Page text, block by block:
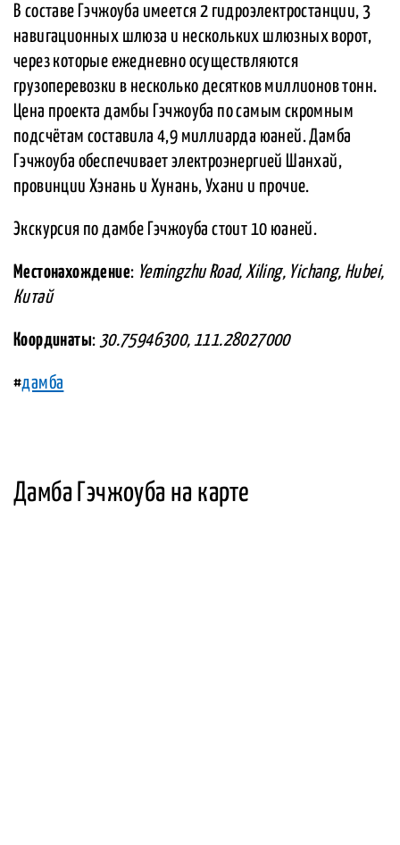
В составе Гэчжоуба имеется 2 гидроэлектростанции, 3
навигационных шлюза и нескольких шлюзных ворот,
через которые ежедневно осуществляются
грузоперевозки в несколько десятков миллионов тонн.
Цена проекта дамбы Гэчжоуба по самым скромным
подсчётам составила 4,9 миллиарда юаней. Дамба
Гэчжоуба обеспечивает электроэнергией Шанхай,
провинции Хэнань и Хунань, Ухани и прочие.
Экскурсия по дамбе Гэчжоуба стоит 10 юаней.
Местонахождение: Yemingzhu Road, Xiling, Yichang, Hubei,
Китай
Координаты: 30.75946300, 111.28027000
#дамба
Дамба Гэчжоуба на карте